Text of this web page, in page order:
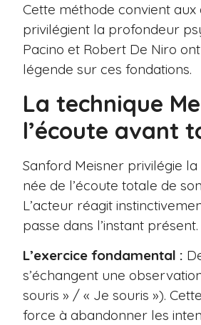
Cette méthode convient aux
privilégient la profondeur
Pacino et Robert De Niro
légende sur ces fondations.
La technique
l’écoute avant
Sanford Meisner privilégie
née de l’écoute totale de
L’acteur réagit
passe dans l’instant présent.
L’exercice fondamental :
s’échangent une
souris » / « Je souris »).
force à abandonner les